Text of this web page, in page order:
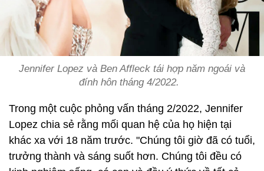
Jennifer Lopez và Ben Affleck tái hợp năm ngoái và
đính hôn tháng 4/2022.
Trong một cuộc phỏng vấn tháng 2/2022, Jennifer
Lopez chia sẻ rằng mối quan hệ của họ hiện tại
khác xa với 18 năm trước. "Chúng tôi giờ đã có tuổi,
trưởng thành và sáng suốt hơn. Chúng tôi đều có